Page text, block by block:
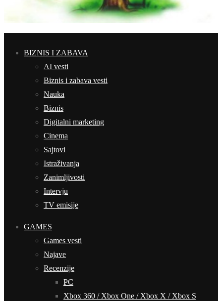
BIZNIS I ZABAVA
AI vesti
Biznis i zabava vesti
Nauka
Biznis
Digitalni marketing
Cinema
Sajtovi
Istraživanja
Zanimljivosti
Intervju
TV emisije
GAMES
Games vesti
Najave
Recenzije
PC
Xbox 360 / Xbox One / Xbox X / Xbox S